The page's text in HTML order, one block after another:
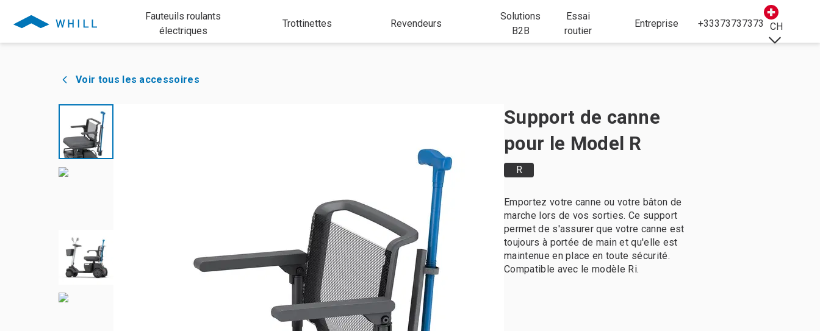
Fauteuils roulants
électriques
Trottinettes Revendeurs
Solutions
B2B
Essai
routier
Entreprise +33373737373 CH
Voir tous les accessoires
Support de canne
pour le Model R
R
Emportez votre canne ou votre bâton de
marche lors de vos sorties. Ce support
permet de s'assurer que votre canne est
toujours à portée de main et qu'elle est
maintenue en place en toute sécurité.
Compatible avec le modèle Ri.